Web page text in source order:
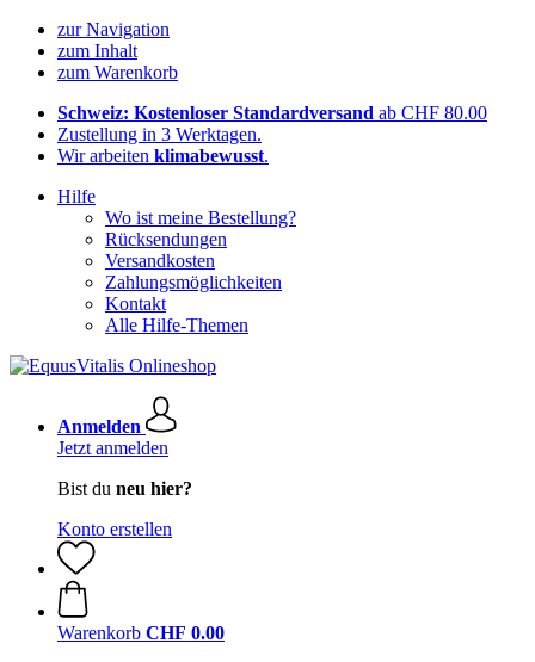
zur Navigation
zum Inhalt
zum Warenkorb
Schweiz: Kostenloser Standardversand ab CHF 80.00
Zustellung in 3 Werktagen.
Wir arbeiten klimabewusst.
Hilfe
Wo ist meine Bestellung?
Rücksendungen
Versandkosten
Zahlungsmöglichkeiten
Kontakt
Alle Hilfe-Themen
Anmelden
Jetzt anmelden
Bist du neu hier?
Konto erstellen
Warenkorb CHF 0.00